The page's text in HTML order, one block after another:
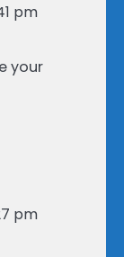
pm
your
pm